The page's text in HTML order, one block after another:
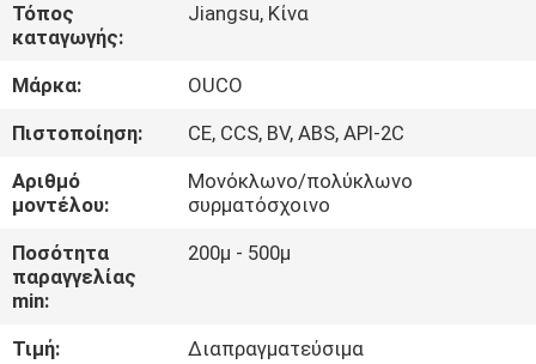
ΒΊΝΤΕΟ
ΕΜΦΆΝΙΣΗ
VR
ΣΧΕΤΙΚΆ
ΜΕ
ΕΜΆΣ
Τόπος
καταγωγής:
Jiangsu, Κίνα
Μάρκα:
OUCO
Πιστοποίηση:
CE, CCS, BV, ABS, API-2C
Αριθμό
μοντέλου:
Μονόκλωνο/πολύκλωνο
συρματόσχοινο
Ποσότητα
παραγγελίας
min:
200μ - 500μ
Τιμή:
Διαπραγματεύσιμα